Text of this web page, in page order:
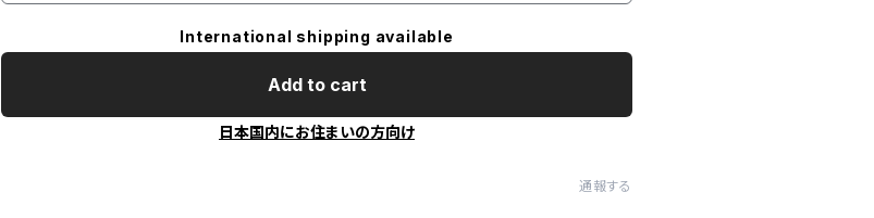
International shipping available
Add to cart
日本国内にお住まいの方向け
通報する